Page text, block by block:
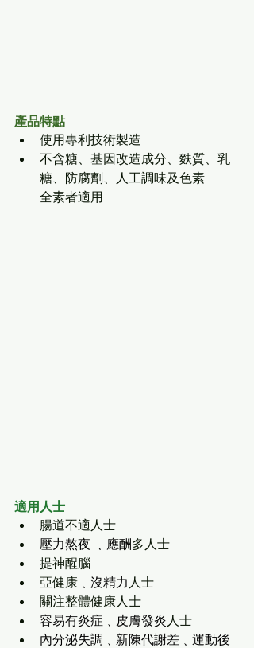
產品特點
使用專利技術製造
不含糖、基因改造成分、麩質、乳
糖、防腐劑、人工調味及色素
全素者適用
適用人士
腸道不適人士
壓力熬夜 ﹑應酬多人士
提神醒腦
亞健康 ﹑沒精力 人士
關注整體健康人士
容易有炎症 ﹑皮膚發炎 人士
內分泌失調﹑新陳代謝差﹑運動後